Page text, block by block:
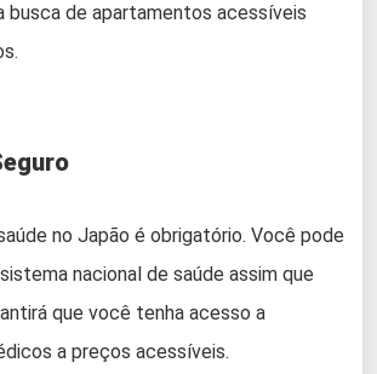
busca de apartamentos acessíveis
no Japão é obrigatório. Você pode
nacional de saúde assim que
que você tenha acesso a
a preços acessíveis.